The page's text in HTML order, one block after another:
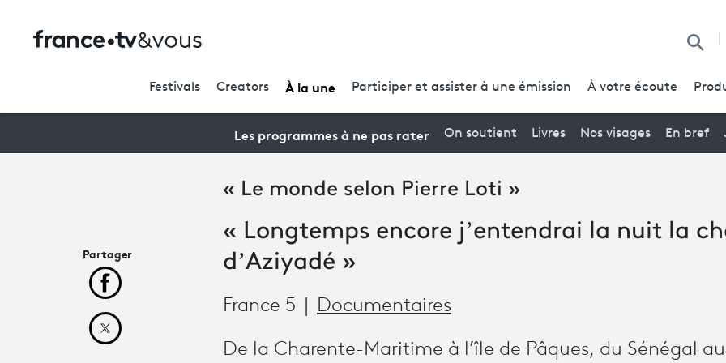
Festivals Creators À la une Participer et assister à une émission À votre écoute
Les programmes à ne pas rater On soutient Livres Nos visages En bref
« Le monde selon Pierre Loti »
« Longtemps encore j’entendrai la nuit la
d’Aziyadé »
France 5 Documentaires
De la Charente-Maritime à l’île de Pâques, du Sénégal
Partager
Partager cet article sur Facebook
Partager cet article sur X